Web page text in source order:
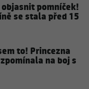
objasnit pomníček!
se stala před 15
to! Princezna
na boj s